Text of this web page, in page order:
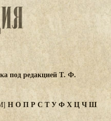
под редакцией Т. Ф.
НОПРС ТУФХЦЧШ